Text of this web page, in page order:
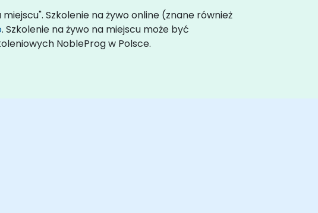
Szkolenie na żywo online (znane również
. Szkolenie na żywo na miejscu może być
NobleProg w Polsce.